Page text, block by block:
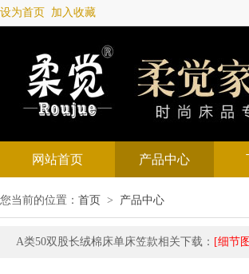
设为首页 加入收藏
网站首页 产品中心
您当前的位置： 首页 > 产品中心
A类50双股长绒棉床单床笠款相关下载： [细节